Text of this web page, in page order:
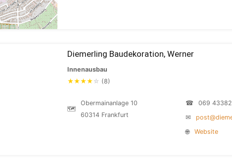
Diemerling Baudekoration, Werner
Innenausbau
★★★★ ☆ (8)
🗺
Obermainanlage 10
60314 Frankfurt
☎
069
✉
🌐
Website